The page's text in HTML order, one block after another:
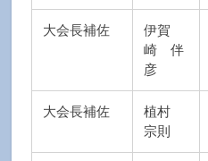
大会長補佐
伊賀
崎 伴
彦
大会長補佐
植村
宗則